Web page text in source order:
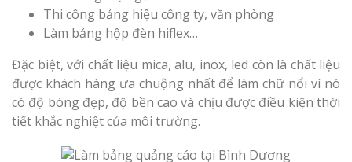
Thi công bảng hiệu công ty, văn phòng
Làm bảng hộp đèn hiflex…
Đặc biệt, với chất liệu mica, alu, inox, led còn là chất liệu
được khách hàng ưa chuộng nhất để làm chữ nổi vì nó
có độ bóng đẹp, độ bền cao và chịu được điều kiện thời
tiết khắc nghiệt của môi trường.
Làm Hộp
Biển Led
Ma Trận
Thi Công